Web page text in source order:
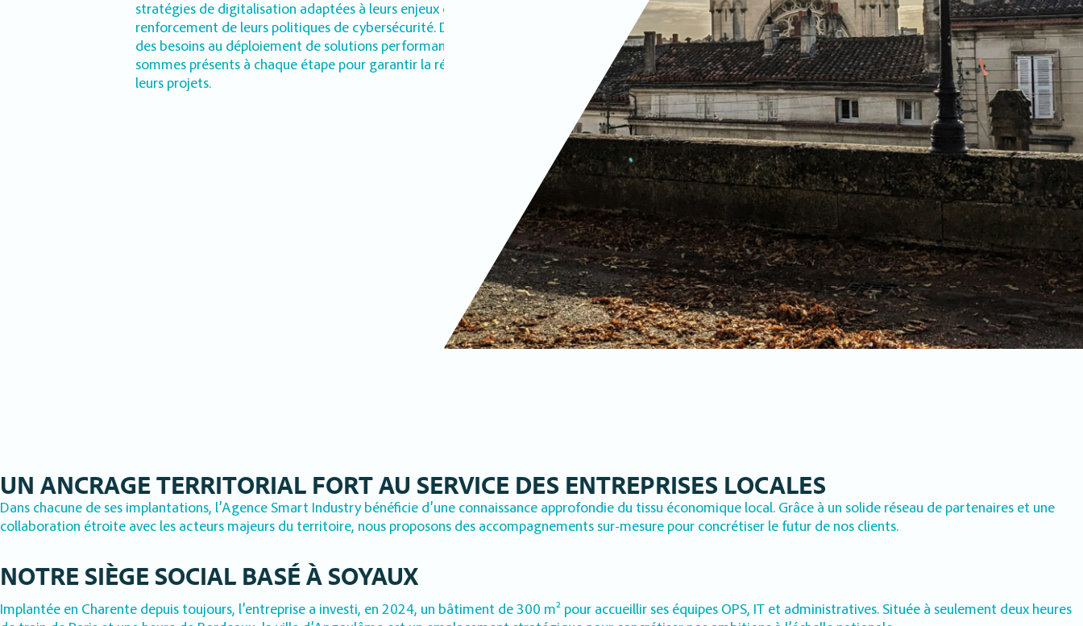
stratégies de digitalisation adaptées à leurs enjeux et dans le
renforcement de leurs politiques de cybersécurité. De l’analyse
des besoins au déploiement de solutions performantes, nous
sommes présents à chaque étape pour garantir la réussite de
leurs projets.
UN ANCRAGE TERRITORIAL FORT AU SERVICE DES ENTREPRISES LOCALES
Dans chacune de ses implantations, l’Agence Smart Industry bénéficie d’une connaissance approfondie du tissu économique local. Grâce à un solide réseau de partenaires et une
collaboration étroite avec les acteurs majeurs du territoire, nous proposons des accompagnements sur-mesure pour concrétiser le futur de nos clients.
NOTRE SIÈGE SOCIAL BASÉ À SOYAUX
Implantée en Charente depuis toujours, l’entreprise a investi, en 2024, un bâtiment de 300 m² pour accueillir ses équipes OPS, IT et administratives. Située à seulement deux heures